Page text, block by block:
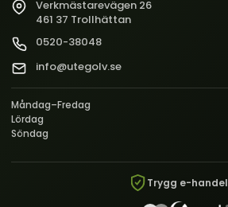
Verkmästarevägen 26
461 37 Trollhättan
0520-38048
info@utegolv.se
Måndag–Fredag
Lördag
Söndag
Trygg e-handel